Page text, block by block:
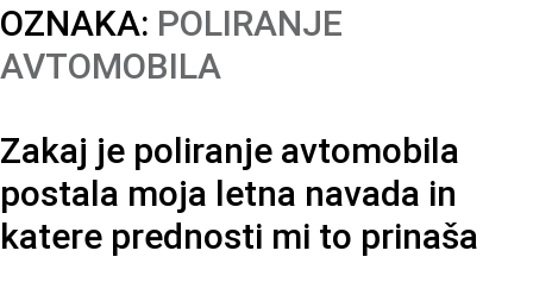
OZNAKA: POLIRANJE
AVTOMOBILA
Zakaj je poliranje avtomobila
postala moja letna navada in
katere prednosti mi to prinaša